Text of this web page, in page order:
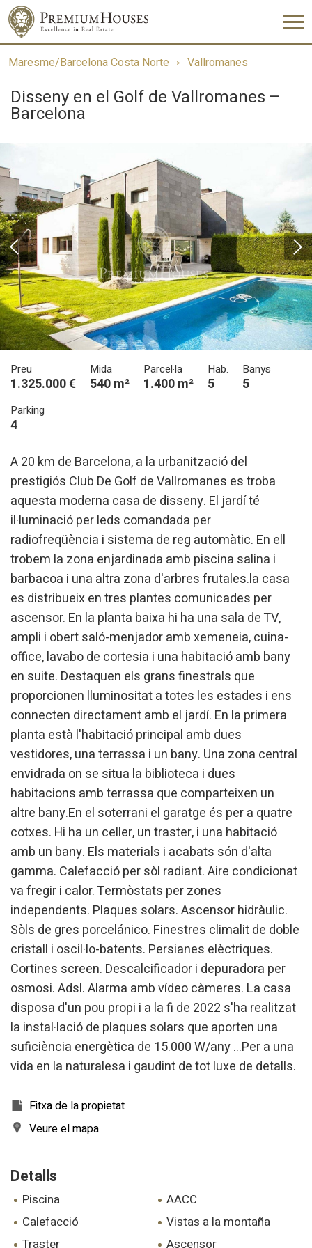
Maresme/Barcelona Costa Norte Vallromanes
Disseny en el Golf de Vallromanes –
Barcelona
Preu
1.325.000 €
Mida
540 m²
Parcel·la
1.400 m²
Hab.
5
Banys
5
Parking
4
A 20 km de Barcelona, a la urbanització del
prestigiós Club De Golf de Vallromanes es troba
aquesta moderna casa de disseny. El jardí té
il·luminació per leds comandada per
radiofreqüència i sistema de reg automàtic. En ell
trobem la zona enjardinada amb piscina salina i
barbacoa i una altra zona d'arbres frutales.la casa
es distribueix en tres plantes comunicades per
ascensor. En la planta baixa hi ha una sala de TV,
ampli i obert saló-menjador amb xemeneia, cuina-
office, lavabo de cortesia i una habitació amb bany
en suite. Destaquen els grans finestrals que
proporcionen lluminositat a totes les estades i ens
connecten directament amb el jardí. En la primera
planta està l'habitació principal amb dues
vestidores, una terrassa i un bany. Una zona central
envidrada on se situa la biblioteca i dues
habitacions amb terrassa que comparteixen un
altre bany.En el soterrani el garatge és per a quatre
cotxes. Hi ha un celler, un traster, i una habitació
amb un bany. Els materials i acabats són d'alta
gamma. Calefacció per sòl radiant. Aire condicionat
va fregir i calor. Termòstats per zones
independents. Plaques solars. Ascensor hidràulic.
Sòls de gres porcelánico. Finestres climalit de doble
cristall i oscil·lo-batents. Persianes elèctriques.
Cortines screen. Descalcificador i depuradora per
osmosi. Adsl. Alarma amb vídeo càmeres. La casa
disposa d'un pou propi i a la fi de 2022 s'ha realitzat
la instal·lació de plaques solars que aporten una
suficiència energètica de 15.000 W/any ...Per a una
vida en la naturalesa i gaudint de tot luxe de detalls.
Fitxa de la propietat
Veure el mapa
Detalls
piscina
AACC
calefacció
vistas a la montaña
traster
ascensor
Modificar cookies
Tècniques i funcionals
Aquest lloc web utilitza cookies pròpies per recopilar
informació amb la finalitat de millorar els nostres serveis.
Si continua navegant, suposa l'acceptació de la instal·lació
de les mateixes. L'usuari té la possibilitat de configurar el
compte que aquesta acció podrà ocasionar dificultats de
Permeten fer el seguiment i l'anàlisi del comportament
mitjançant aquest tipus de cookies s'utilitza en el
perfils de navegació dels usuaris per introduir millores en
servei. Permeten desar la informació de preferència de